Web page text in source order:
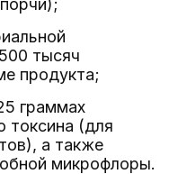
тысяч
продукта;
граммах
токсина (для
а также
микрофлоры.